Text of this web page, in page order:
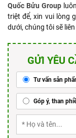
Quốc Bửu Group
triệt để, xin vui lòng
dưới, chúng tôi sẽ
GỬI YÊU
Tư vấn sản
Góp ý, than